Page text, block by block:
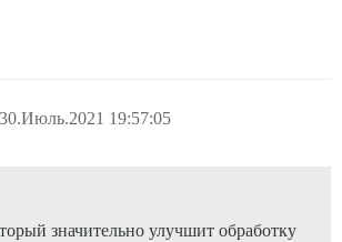
30.Июль.2021 19:57:05
значительно улучшит обработку